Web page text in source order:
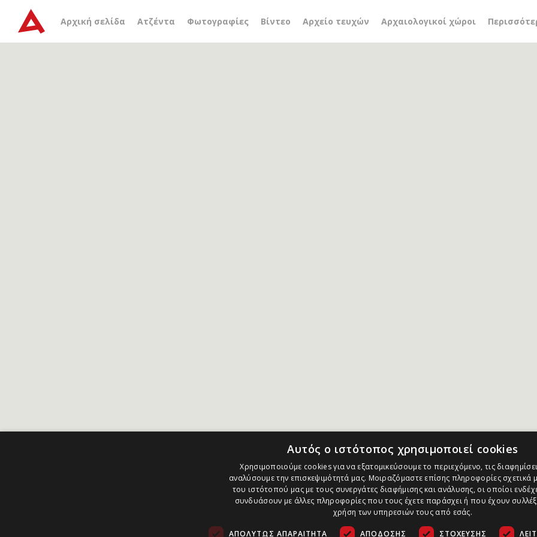
Αρχική σελίδα Ατζέντα Φωτογραφίες Βίντεο Αρχείο τευχών Αρχαιολογικοί χώροι
Αρχείο ετικέτας έκθεση μικτής πραγματικότητας
Αυτός ο ιστότοπος χρησιμοποιεί cookies
Χρησιμοποιούμε cookies για να εξατομικεύσουμε το περιεχόμενο, τις
αναλύσουμε την επισκεψιμότητά μας. Μοιραζόμαστε επίσης πληροφορίες σχετικά
του ιστότοπού μας με τους συνεργάτες διαφήμισης και ανάλυσης, οι οποίοι
συνδυάσουν με άλλες πληροφορίες που τους έχετε παράσχει ή που έχουν
χρήση των υπηρεσιών τους από εσάς.
ΑΠΟΛΎΤΩΣ ΑΠΑΡΑΊΤΗΤΑ ΑΠΌΔΟΣΗΣ ΣΤΌΧΕΥΣΗΣ